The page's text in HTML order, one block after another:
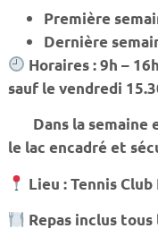
Première
Dernière
Horaires : 9h –
sauf le vendredi
Dans la semaine
le lac encadré et
Lieu : Tennis
Repas inclus tous